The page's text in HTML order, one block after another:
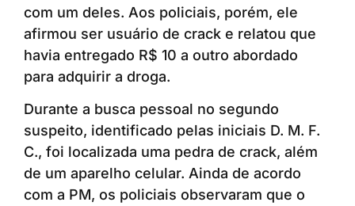
com um deles. Aos policiais, porém, ele
afirmou ser usuário de crack e relatou que
havia entregado R$ 10 a outro abordado
para adquirir a droga.
Durante a busca pessoal no segundo
suspeito, identificado pelas iniciais D. M. F.
C., foi localizada uma pedra de crack, além
de um aparelho celular. Ainda de acordo
com a PM, os policiais observaram que o